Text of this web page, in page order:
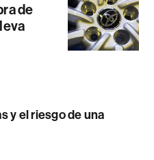
de
y el riesgo de una